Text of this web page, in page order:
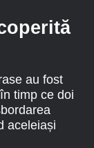
au fost
timp ce doi
aceleiași